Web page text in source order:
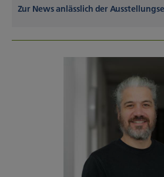
Zur News anlässlich der